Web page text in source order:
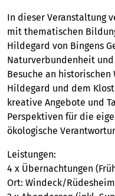
In dieser Veranstaltung
mit thematischen
Hildegard von Bingens
Naturverbundenheit
Besuche an
Hildegard und dem
kreative Angebote und
Perspektiven für die
ökologische
Leistungen:
4 x Übernachtungen
Ort: Windeck/Rüdesheim